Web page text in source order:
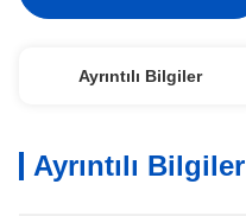
Ayrıntılı Bilgiler
Ayrıntılı Bilgiler